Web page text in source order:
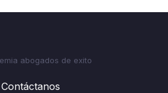
Contáctanos